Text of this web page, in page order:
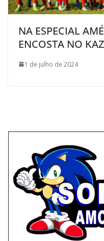
NA ESPECIAL
ENCOSTA NO
1 de julho de 2024